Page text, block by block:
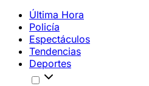
Última Hora
Policía
Espectáculos
Tendencias
Deportes